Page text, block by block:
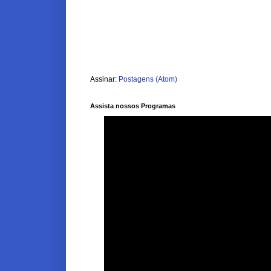
Assinar: Postagens (Atom)
Assista nossos Programas